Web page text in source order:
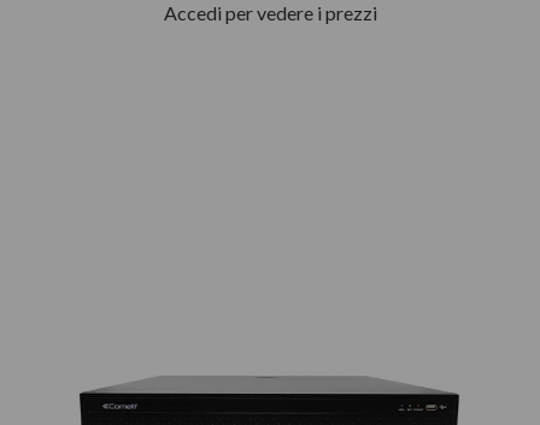
Accedi per vedere i prezzi